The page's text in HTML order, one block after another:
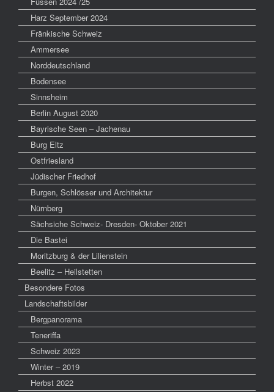
Harz September 2024
Fränkische Schweiz
Ammersee
Norddeutschland
Bodensee
Sinnsheim
Berlin August 2020
Bayrische Seen – Jachenau
Burg Eltz
Ostfriesland
Jüdischer Friedhof
Burgen, Schlösser und Architektur
Nürnberg
Sächsiche Schweiz- Dresden- Oktober 2021
Die Bastei
Moritzburg & der Lilienstein
Beelitz – Heilstetten
Besondere Fotos
Landschaftsbilder
Bergpanorama
Teneriffa
Schweiz 2023
Winter – 2019
Herbst 2022